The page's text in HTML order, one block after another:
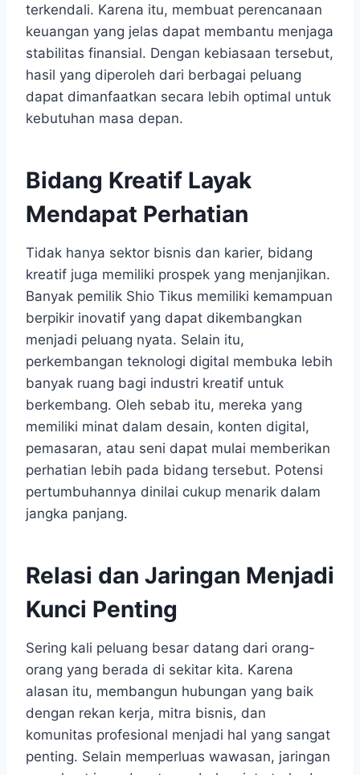
terkendali. Karena itu, membuat perencanaan
keuangan yang jelas dapat membantu menjaga
stabilitas finansial. Dengan kebiasaan tersebut,
hasil yang diperoleh dari berbagai peluang
dapat dimanfaatkan secara lebih optimal untuk
kebutuhan masa depan.
Bidang Kreatif Layak
Mendapat Perhatian
Tidak hanya sektor bisnis dan karier, bidang
kreatif juga memiliki prospek yang menjanjikan.
Banyak pemilik Shio Tikus memiliki kemampuan
berpikir inovatif yang dapat dikembangkan
menjadi peluang nyata. Selain itu,
perkembangan teknologi digital membuka lebih
banyak ruang bagi industri kreatif untuk
berkembang. Oleh sebab itu, mereka yang
memiliki minat dalam desain, konten digital,
pemasaran, atau seni dapat mulai memberikan
perhatian lebih pada bidang tersebut. Potensi
pertumbuhannya dinilai cukup menarik dalam
jangka panjang.
Relasi dan Jaringan Menjadi
Kunci Penting
Sering kali peluang besar datang dari orang-
orang yang berada di sekitar kita. Karena
alasan itu, membangun hubungan yang baik
dengan rekan kerja, mitra bisnis, dan
komunitas profesional menjadi hal yang sangat
penting. Selain memperluas wawasan, jaringan